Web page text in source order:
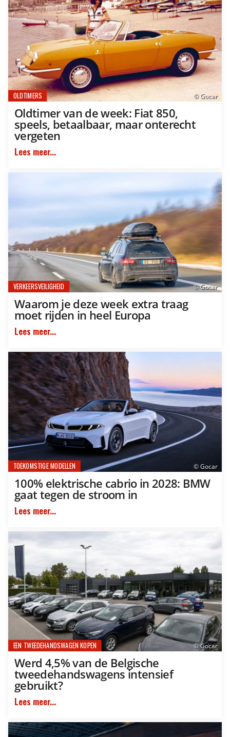
© Gocar
OLDTIMERS
Oldtimer van de week: Fiat 850,
speels, betaalbaar, maar onterecht
vergeten
Lees meer...
© Gocar
VERKEERSVEILIGHEID
Waarom je deze week extra traag
moet rijden in heel Europa
Lees meer...
© Gocar
TOEKOMSTIGE MODELLEN
100% elektrische cabrio in 2028: BMW
gaat tegen de stroom in
Lees meer...
© Gocar
EEN TWEEDEHANDSWAGEN KOPEN
Werd 4,5% van de Belgische
tweedehandswagens intensief
gebruikt?
Lees meer...